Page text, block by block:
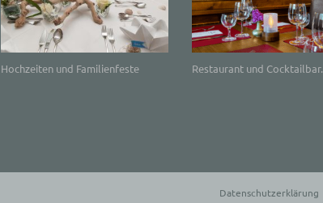
Hochzeiten und Familienfeste Restaurant und Cocktailbar.
Datenschutzerklärung